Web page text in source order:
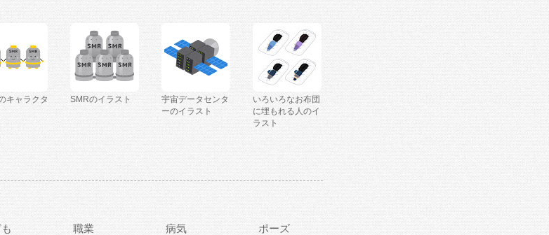
キャラクタ
SMRのイラスト
宇宙データセンタ
ーのイラスト
いろいろなお布団
に埋もれる人のイ
ラスト
職業 病気
ポーズ